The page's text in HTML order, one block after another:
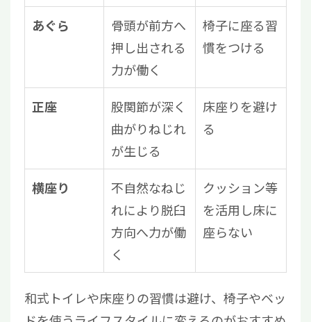
あぐら
骨頭が前方へ
押し出される
力が働く
椅子に座る習
慣をつける
正座
股関節が深く
曲がりねじれ
が生じる
床座りを避け
る
横座り
不自然なねじ
れにより脱臼
方向へ力が働
く
クッション等
を活用し床に
座らない
和式トイレや床座りの習慣は避け、椅子やベッ